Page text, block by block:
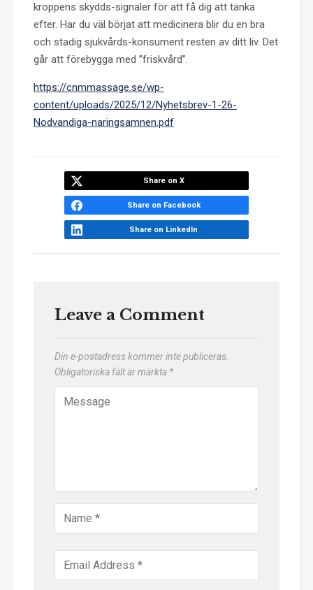
kroppens skydds-signaler för att få dig att tänka
efter. Har du väl börjat att medicinera blir du en bra
och stadig sjukvårds-konsument resten av ditt liv. Det
går att förebygga med ”friskvård”.
https://cnmmassage.se/wp-
content/uploads/2025/12/Nyhetsbrev-1-26-
Nodvandiga-naringsamnen.pdf
Share on X
Share on Facebook
Share on LinkedIn
Leave a Comment
Din e-postadress kommer inte publiceras.
Obligatoriska fält är märkta *